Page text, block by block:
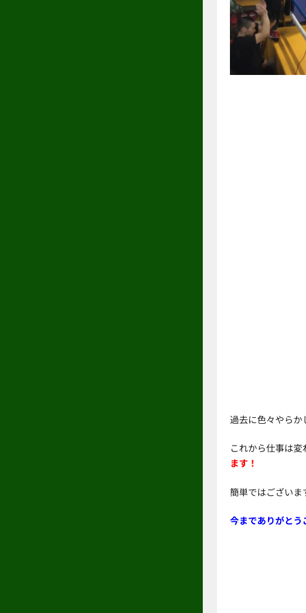
過去に色々やら
これから仕事は変
ます！
簡単ではございま
今までありがとう